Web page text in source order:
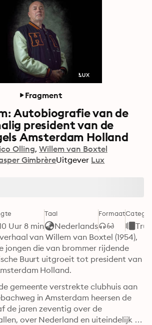
Fragment
Autobiografie van de
president van de
Amsterdam Holland
Olling Willem van Boxtel
GimbrèreUitgever Lux
Uur 8 min
Taal
Nederlands
Formaat
van Willem van Boxtel (1954),
jongen die van brommer rijdende
Buurt uitgroeit tot president van
Holland.
gemeente verstrekte clubhuis aan
in Amsterdam heersen de
de jaren zeventig over de
over Nederland en uiteindelijk